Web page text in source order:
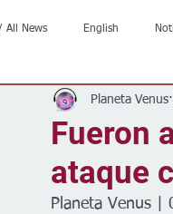
All News English
Inmigración Crimen
Clima
Fueron
ataque
Planeta Venus
Planeta Venus |